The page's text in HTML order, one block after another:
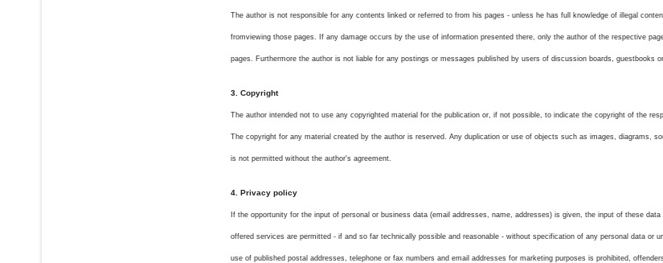
The author is not responsible for any contents linked or referred to from his pages - unless he has full knowledge of illegal
fromviewing those pages. If any damage occurs by the use of information presented there, only the author of the respective
pages. Furthermore the author is not liable for any postings or messages published by users of discussion boards, guestbooks
3. Copyright
The author intended not to use any copyrighted material for the publication or, if not possible, to indicate the copyright of the
The copyright for any material created by the author is reserved. Any duplication or use of objects such as images, diagrams,
is not permitted without the author's agreement.
4. Privacy policy
If the opportunity for the input of personal or business data (email addresses, name, addresses) is given, the input of these
offered services are permitted - if and so far technically possible and reasonable - without specification of any personal data or
use of published postal addresses, telephone or fax numbers and email addresses for marketing purposes is prohibited,